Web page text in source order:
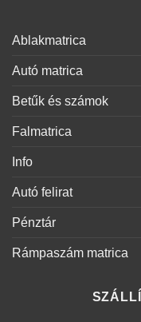
Ablakmatrica
Autó matrica
Betűk és számok
Falmatrica
Info
Autó felirat
Pénztár
Rámpaszám matrica